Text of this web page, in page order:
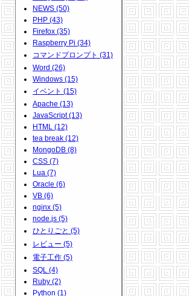
NEWS (50)
PHP (43)
Firefox (35)
Raspberry Pi (34)
コマンドプロンプト (31)
Word (26)
Windows (15)
イベント (15)
Apache (13)
JavaScript (13)
HTML (12)
tea break (12)
MongoDB (8)
CSS (7)
Lua (7)
Oracle (6)
VB (6)
nginx (5)
node.js (5)
ひとりごと (5)
レビュー (5)
電子工作 (5)
SQL (4)
Ruby (2)
Python (1)